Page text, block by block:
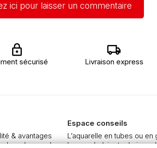
ici pour laisser un commentaire
sécurisé Livraison express
& avantages
bon cadeaux
Espace conseils
L’aquarelle en tubes ou en
Le vocabulaire technique